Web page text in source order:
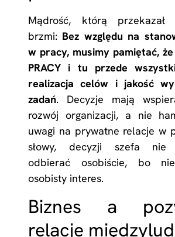
Mądrość, którą przekazał
brzmi: Bez względu na
w pracy, musimy pamiętać,
PRACY i tu przede
realizacja celów i jakość
zadań. Decyzje mają
rozwój organizacji, a nie
uwagi na prywatne relacje w
słowy, decyzji szefa nie
odbierać osobiście, bo
osobisty interes.
Biznes a
relacje